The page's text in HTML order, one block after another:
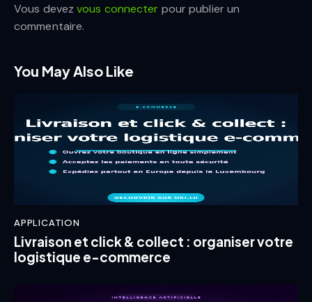
Vous devezvous connecter pour publier un
commentaire.
You May Also Like
APPLICATION
Livraison et click & collect : organiser votre
logistique e-commerce